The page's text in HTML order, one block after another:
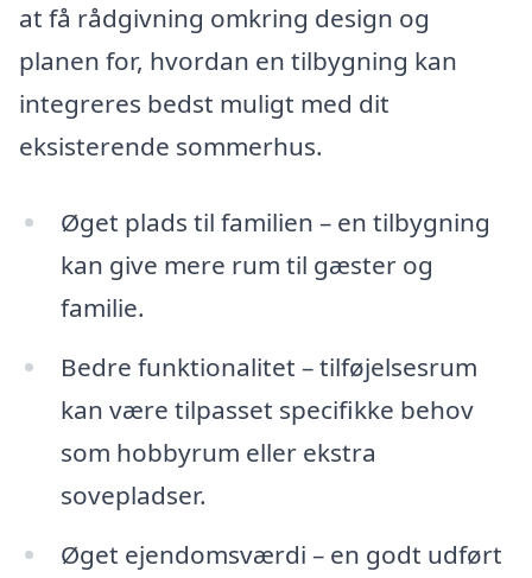
at få rådgivning omkring design og
planen for, hvordan en tilbygning kan
integreres bedst muligt med dit
eksisterende sommerhus.
Øget plads til familien – en tilbygning
kan give mere rum til gæster og
familie.
Bedre funktionalitet – tilføjelsesrum
kan være tilpasset specifikke behov
som hobbyrum eller ekstra
sovepladser.
Øget ejendomsværdi – en godt udført